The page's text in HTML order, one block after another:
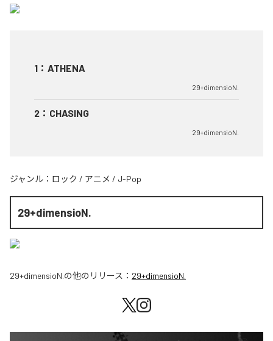
1 ： ATHENA
29+dimensioN.
2 ： CHASING
29+dimensioN.
ジャンル： ロック / アニメ / J-Pop
29+dimensioN.
29+dimensioN.の他のリリース： 29+dimensioN.